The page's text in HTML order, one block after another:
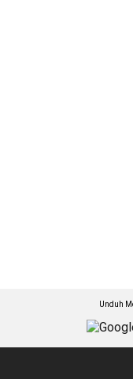
Unduh